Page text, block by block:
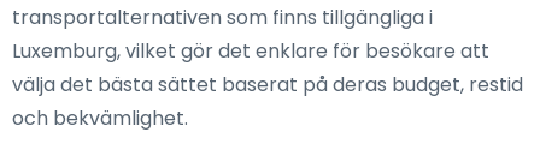
transportalternativen som finns tillgängliga i
Luxemburg, vilket gör det enklare för besökare att
välja det bästa sättet baserat på deras budget, restid
och bekvämlighet.